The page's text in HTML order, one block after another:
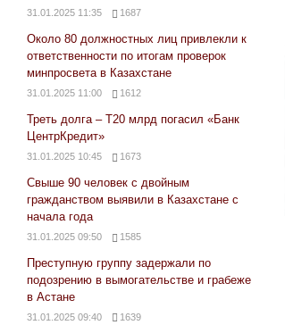
31.01.2025 11:35 1687
Около 80 должностных лиц привлекли к
ответственности по итогам проверок
минпросвета в Казахстане
31.01.2025 11:00 1612
Треть долга – Т20 млрд погасил «Банк
ЦентрКредит»
31.01.2025 10:45 1673
Свыше 90 человек с двойным
гражданством выявили в Казахстане с
начала года
31.01.2025 09:50 1585
Преступную группу задержали по
подозрению в вымогательстве и грабеже
в Астане
31.01.2025 09:40 1639